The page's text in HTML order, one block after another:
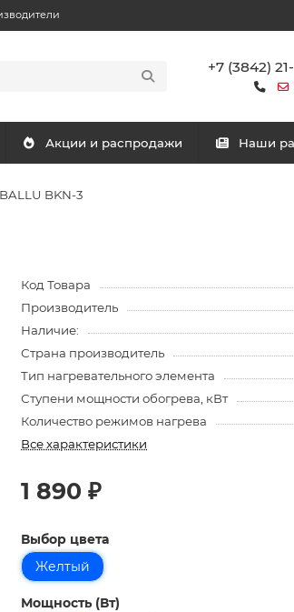
+7 (3842)
Акции и распродажи Наши
BKN-3
Код Товара
Производитель
Наличие:
Страна производитель
Тип нагревательного элемента
Ступени мощности обогрева, кВт
Количество режимов нагрева
Все характеристики
1 890 ₽
Выбор цвета
Желтый
Мощность (Вт)